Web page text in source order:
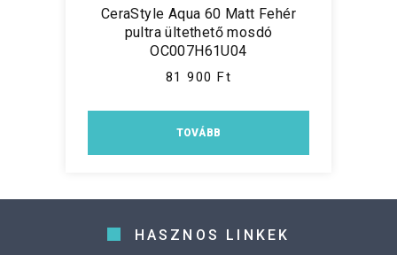
CeraStyle Aqua 60 Matt Fehér
pultra ültethető mosdó
OC007H61U04
81 900 Ft
TOVÁBB
HASZNOS LINKEK